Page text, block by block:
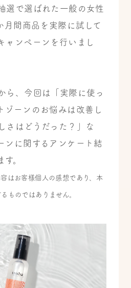
選で選ばれた一般の女性
月間商品を実際に試して
ャンペーンを行いまし
ら、今回は「実際に使っ
ゾーンのお悩みは改善し
さはどうだった？」な
ンに関するアンケート結
。
はお客様個人の感想であり、本
ものではありません。